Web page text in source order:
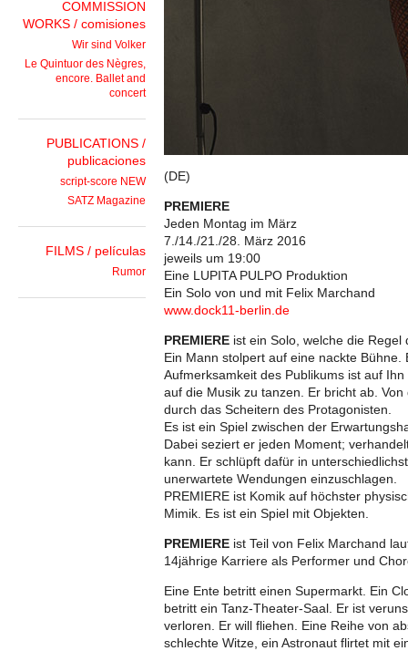
(DE)
PREMIERE
Jeden Montag im März
7./14./21./28. März 2016
jeweils um 19:00
Eine LUPITA PULPO Produktion
Ein Solo von und mit Felix Marchand
www.dock11-berlin.de
PREMIERE ist ein Solo, welche die
Ein Mann stolpert auf eine nackte
Aufmerksamkeit des Publikums ist auf
auf die Musik zu tanzen. Er bricht ab.
durch das Scheitern des Protagonisten.
Es ist ein Spiel zwischen der
Dabei seziert er jeden Moment;
kann. Er schlüpft dafür in
unerwartete Wendungen einzuschlagen.
PREMIERE ist Komik auf höchster
Mimik. Es ist ein Spiel mit Objekten.
PREMIERE ist Teil von Felix Marchand
14jährige Karriere als Performer und
Eine Ente betritt einen Supermarkt. Ein
betritt ein Tanz-Theater-Saal. Er ist
verloren. Er will fliehen. Eine Reihe von
schlechte Witze, ein Astronaut flirtet mit
COMMISSION
WORKS / comisiones
Wir sind Volker
Le Quintuor des Nègres,
encore. Ballet and
concert
PUBLICATIONS /
publicaciones
script-score NEW
SATZ Magazine
FILMS / películas
Rumor